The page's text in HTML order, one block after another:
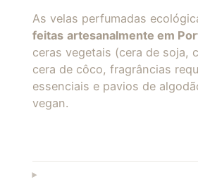
As velas perfumadas
feitas artesanalmente em
ceras vegetais (cera de soja,
cera de côco, fragrâncias
essenciais e pavios de
vegan.